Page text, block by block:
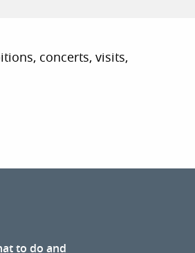
concerts, visits,
to do and